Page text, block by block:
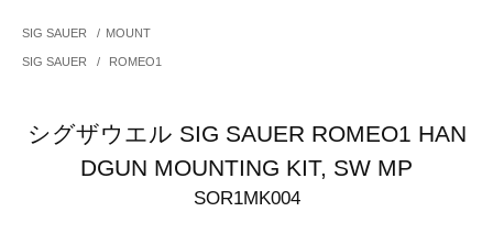
SIG SAUER / MOUNT
SIG SAUER / ROMEO1
シグザウエル SIG SAUER ROMEO1 HAN
DGUN MOUNTING KIT, SW MP
SOR1MK004